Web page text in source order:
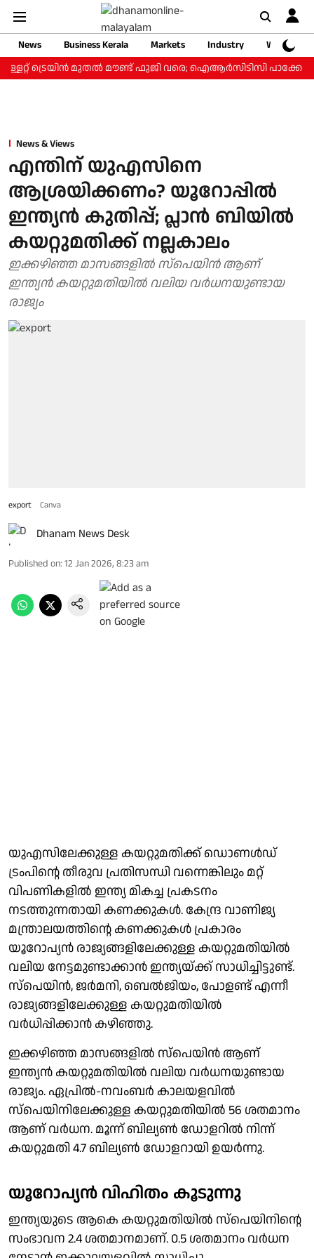
News Business Kerala Markets Industry
Web
ട്രെയിന്‍ മുതല്‍ മൗണ്ട് ഫുജി വരെ; ഐആര്‍സിടിസി പാക്കേജ്
News & Views
എന്തിന് യുഎസിനെ
ആശ്രയിക്കണം? യൂറോപ്പില്‍
ഇന്ത്യന്‍ കുതിപ്പ്; പ്ലാന്‍ ബിയില്‍
കയറ്റുമതിക്ക് നല്ലകാലം
ഇക്കഴിഞ്ഞ മാസങ്ങളില്‍ സ്‌പെയിന്‍ ആണ്
ഇന്ത്യന്‍ കയറ്റുമതിയില്‍ വലിയ വര്‍ധനയുണ്ടായ
രാജ്യം
export Canva
Dhanam News Desk
Published on: 12 Jan 2026, 8:23 am
യുഎസിലേക്കുള്ള കയറ്റുമതിക്ക് ഡൊണള്‍ഡ്
ട്രംപിന്റെ തീരുവ പ്രതിസന്ധി വന്നെങ്കിലും മറ്റ്
വിപണികളില്‍ ഇന്ത്യ മികച്ച പ്രകടനം
നടത്തുന്നതായി കണക്കുകള്‍. കേന്ദ്ര വാണിജ്യ
മന്ത്രാലയത്തിന്റെ കണക്കുകള്‍ പ്രകാരം
യൂറോപ്യന്‍ രാജ്യങ്ങളിലേക്കുള്ള കയറ്റുമതിയില്‍
വലിയ നേട്ടമുണ്ടാക്കാന്‍ ഇന്ത്യയ്ക്ക് സാധിച്ചിട്ടുണ്ട്.
സ്‌പെയിന്‍, ജര്‍മനി, ബെല്‍ജിയം, പോളണ്ട് എന്നീ
രാജ്യങ്ങളിലേക്കുള്ള കയറ്റുമതിയില്‍
വര്‍ധിപ്പിക്കാന്‍ കഴിഞ്ഞു.
ഇക്കഴിഞ്ഞ മാസങ്ങളില്‍ സ്‌പെയിന്‍ ആണ്
ഇന്ത്യന്‍ കയറ്റുമതിയില്‍ വലിയ വര്‍ധനയുണ്ടായ
രാജ്യം. ഏപ്രില്‍-നവംബര്‍ കാലയളവില്‍
സ്‌പെയിനിലേക്കുള്ള കയറ്റുമതിയില്‍ 56 ശതമാനം
ആണ് വര്‍ധന. മൂന്ന് ബില്യണ്‍ ഡോളറില്‍ നിന്ന്
കയറ്റുമതി 4.7 ബില്യണ്‍ ഡോളറായി ഉയര്‍ന്നു.
യൂറോപ്യന്‍ വിഹിതം കൂടുന്നു
ഇന്ത്യയുടെ ആകെ കയറ്റുമതിയില്‍ സ്‌പെയിനിന്റെ
സംഭാവന 2.4 ശതമാനമാണ്. 0.5 ശതമാനം വര്‍ധന